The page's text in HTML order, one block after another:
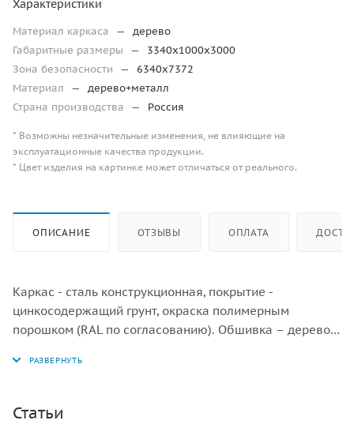
Характеристики
Материал каркаса —
дерево
Габаритные размеры
—
3340х1000х3000
Зона безопасности
—
6340х7372
Материал
—
дерево+металл
Страна производства
— Россия
* Возможны незначительные изменения, не влияющие на
эксплуатационные качества продукции.
* Цвет изделия на картинке может отличаться от реального.
ОПИСАНИЕ ОТЗЫВЫ ОПЛАТА
Каркас - сталь конструкционная, покрытие -
цинкосодержащий грунт, окраска полимерным
порошком (RAL по согласованию). Обшивка – дерево
атмосферостойким для древесины в 2 слоя. Качели
- четырехпрядный мягкий канат диаметром 16 мм.
Статьи